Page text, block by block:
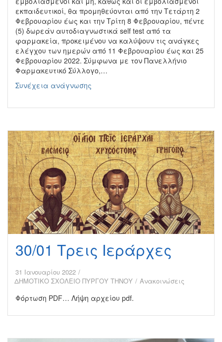
εκπαιδευτικοί, θα προμηθεύονται από την Τετάρτη 2
Φεβρουαρίου έως και την Τρίτη 8 Φεβρουαρίου, πέντε
(5) δωρεάν αυτοδιαγνωστικά self test από τα
φαρμακεία, προκειμένου να καλύψουν τις ανάγκες
ελέγχου των ημερών από 11 Φεβρουαρίου έως και 25
Φεβρουαρίου 2022. Σύμφωνα με τον Πανελλήνιο
Φαρμακευτικό Σύλλογο,…
Συνέχεια ανάγνωσης
μαθητές
από
τα
φαρμακεία
30/01 Τρεις Ιεράρχες
31 Ιανουαρίου 2022
ΔΗΜΟΤΙΚΟ ΣΧΟΛΕΙΟ ΠΥΡΓΟΥ ΤΗΝΟΥ
Ανακοινώσεις
Φόρτωση PDF… Λήψη αρχείου pdf.